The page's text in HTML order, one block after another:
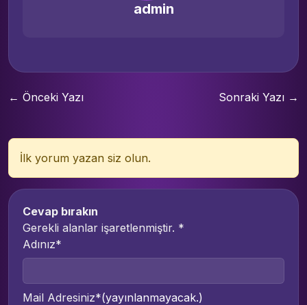
admin
← Önceki Yazı Sonraki Yazı →
İlk yorum yazan siz olun.
Cevap bırakın
Gerekli alanlar işaretlenmiştir. *
Adınız*
Mail Adresiniz*(yayınlanmayacak.)